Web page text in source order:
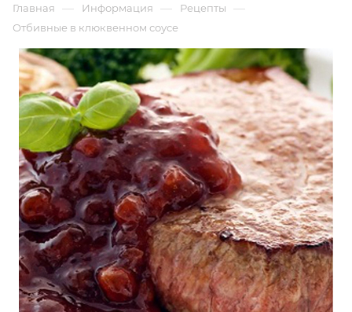
Главная — Информация — Рецепты —
Отбивные в клюквенном соусе